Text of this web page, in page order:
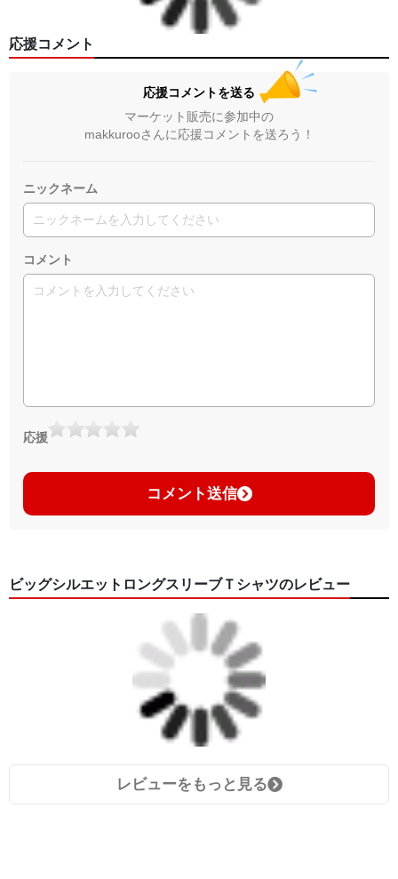
応援コメント
応援コメントを送る
マーケット販売に参加中の
makkurooさんに応援コメントを送ろう！
ニックネーム
コメント
応援
コメント送信
ビッグシルエットロングスリーブＴシャツのレビュー
レビューをもっと見る